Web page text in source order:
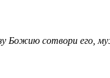
Божию сотвори